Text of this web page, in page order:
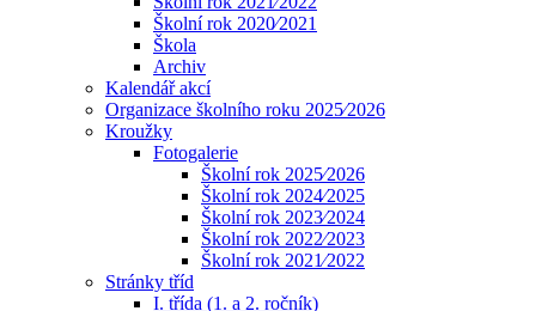
Školní rok 2020⁄2021
Škola
Archiv
Kalendář akcí
Organizace školního roku 2025⁄2026
Kroužky
Fotogalerie
Školní rok 2025⁄2026
Školní rok 2024⁄2025
Školní rok 2023⁄2024
Školní rok 2022⁄2023
Školní rok 2021⁄2022
Stránky tříd
I. třída (1. a 2. ročník)